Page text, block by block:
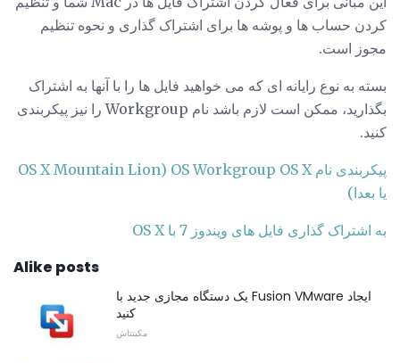
کردن حساب ها و پوشه ها برای اشتراک گذاری و نحوه تنظیم
مجوز است.
بسته به نوع رایانه ای که می خواهید فایل ها را با آنها به اشتراک
بگذارید، ممکن است لازم باشد نام Workgroup را نیز پیکربندی
کنید.
پیکربندی نام OS Workgroup OS X (OS X Mountain Lion
یا بعدا)
به اشتراک گذاری فایل های ویندوز 7 با OS X
Alike posts
یک دستگاه مجازی جدید با Fusion VMware ایجاد
کنید
مکینتاش